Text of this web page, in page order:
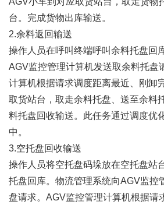
台。完成货物出库输送。
2.余料返回输送
操作人员在呼叫终端呼叫余料托盘回
AGV监控管理计算机发送取余料托盘
计算机根据请求调度距离最近、刚卸
取货站台，取走余料托盘、送至余料
料托盘回收输送。此任务通过调度优
中。
3.空托盘回收输送
操作人员将空托盘码垛放在空托盘站
托盘回库。物流管理系统向AGV监控
盘请求。AGV监控管理计算机根据请